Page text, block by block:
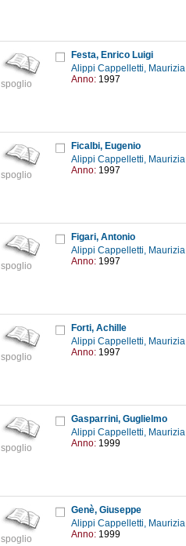
spoglio
Festa, Enrico Luigi
Alippi Cappelletti, Maurizia
Anno: 1997
spoglio
Ficalbi, Eugenio
Alippi Cappelletti, Maurizia
Anno: 1997
spoglio
Figari, Antonio
Alippi Cappelletti, Maurizia
Anno: 1997
spoglio
Forti, Achille
Alippi Cappelletti, Maurizia
Anno: 1997
spoglio
Gasparrini, Guglielmo
Alippi Cappelletti, Maurizia
Anno: 1999
spoglio
Genè, Giuseppe
Alippi Cappelletti, Maurizia
Anno: 1999